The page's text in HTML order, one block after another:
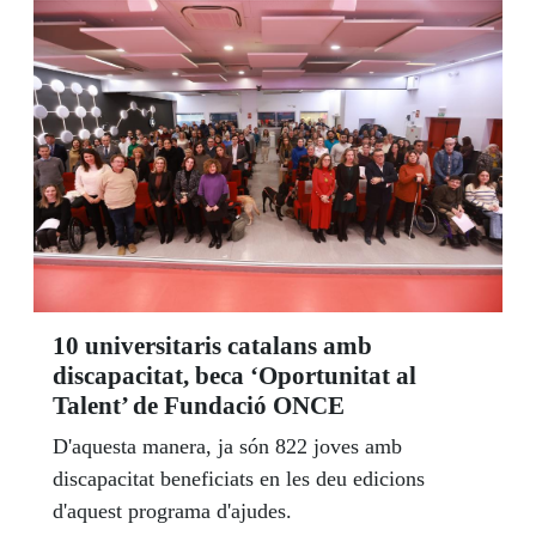
10 universitaris catalans amb
discapacitat, beca ‘Oportunitat al
Talent’ de Fundació ONCE
D'aquesta manera, ja són 822 joves amb
discapacitat beneficiats en les deu edicions
d'aquest programa d'ajudes.